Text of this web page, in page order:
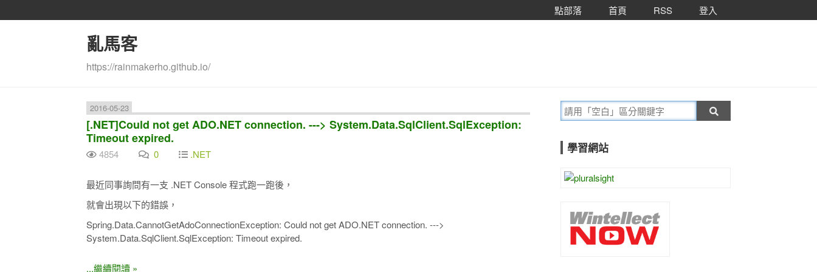
點部落 首頁 RSS 登入
亂馬客
https://rainmakerho.github.io/
2016-05-23
[.NET]Could not get ADO.NET connection. ---> System.Data.SqlClient.SqlException:
Timeout expired.
4854 0 .NET
最近同事詢問有一支 .NET Console 程式跑一跑後，
就會出現以下的錯誤，
Spring.Data.CannotGetAdoConnectionException: Could not get ADO.NET connection. --->
System.Data.SqlClient.SqlException: Timeout expired.
...繼續閱讀 »
學習網站